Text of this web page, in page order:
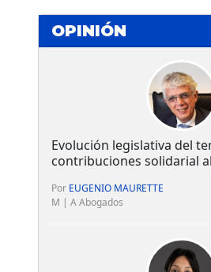
OPINIÓN
Evolución legislativa del
contribuciones solidarial
Por EUGENIO MAURETTE
M | A Abogados